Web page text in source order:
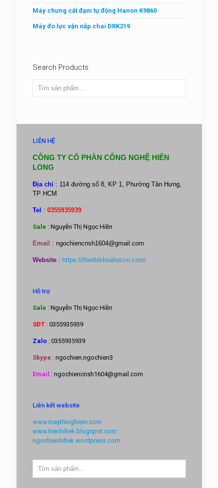
Máy chưng cất đạm tự động Hanon K9860
Máy đo lực vặn nắp chai DRK219
Search Products
LIÊN HỆ
CÔNG TY CỔ PHẦN CÔNG NGHỆ HIỂN
LONG
Địa chỉ : 114 đường số 8, KP 1, Phường Tân Hưng,
TP HCM
Tel : 0355935939
Sale : Nguyễn Thị Ngọc Hiền
Email : ngochiencnsh1604@gmail.com
Website : https://thietbikhoahocvn.com/
Hỗ trợ
Sale : Nguyễn Thị Ngọc Hiền
SĐT: 0355935939
Zalo : 0355935939
Skype : ngochien.ngochien3
Email : ngochiencnsh1604@gmail.com
Liên kết website
www.maythinghiem.com
www.hienhiltek.blogspot.com
ngochienhiltek.wordpress.com